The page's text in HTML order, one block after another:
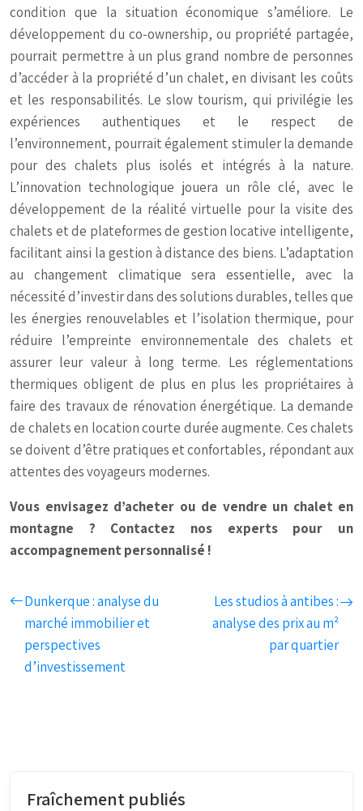
condition que la situation économique s’améliore. Le
développement du co-ownership, ou propriété partagée,
pourrait permettre à un plus grand nombre de personnes
d’accéder à la propriété d’un chalet, en divisant les coûts
et les responsabilités. Le slow tourism, qui privilégie les
expériences authentiques et le respect de
l’environnement, pourrait également stimuler la demande
pour des chalets plus isolés et intégrés à la nature.
L’innovation technologique jouera un rôle clé, avec le
développement de la réalité virtuelle pour la visite des
chalets et de plateformes de gestion locative intelligente,
facilitant ainsi la gestion à distance des biens. L’adaptation
au changement climatique sera essentielle, avec la
nécessité d’investir dans des solutions durables, telles que
les énergies renouvelables et l’isolation thermique, pour
réduire l’empreinte environnementale des chalets et
assurer leur valeur à long terme. Les réglementations
thermiques obligent de plus en plus les propriétaires à
faire des travaux de rénovation énergétique. La demande
de chalets en location courte durée augmente. Ces chalets
se doivent d’être pratiques et confortables, répondant aux
attentes des voyageurs modernes.
Vous envisagez d’acheter ou de vendre un chalet en
montagne ? Contactez nos experts pour un
accompagnement personnalisé !
Dunkerque : analyse du
marché immobilier et
perspectives
d’investissement
Les studios à antibes :
analyse des prix au m²
par quartier
Fraîchement publiés